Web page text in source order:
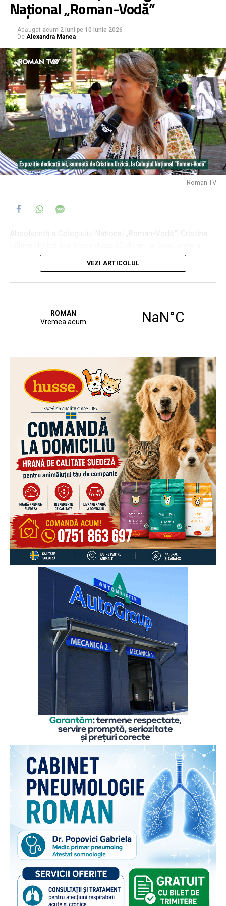
Național „Roman-Vodă”
Adăugat acum 2 luni pe 10 iunie 2026
De Alexandra Manea
Roman TV
prezentat în fața noilor generații de romanvodiști o
expoziție dedicată iei, acest simbol care a devenit etalon
dincolo de granițele țării noastre.
cunoașterii rădăcinilor și a simbolurilor naționale, amprente
VEZI ARTICOLUL